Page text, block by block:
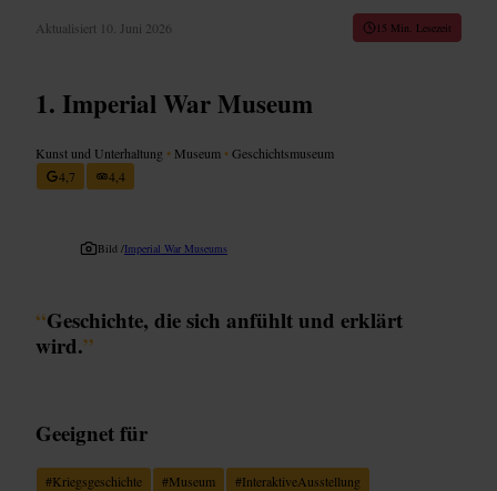
Aktualisiert 10. Juni 2026 15 Min. Lesezeit
Imperial War Museum
Kunst und Unterhaltung • Museum •Geschichtsmuseum
4,7
4,4
Bild /Imperial War Museums
“Geschichte, die sich anfühlt und erklärt
wird.”
Geeignet für
#Kriegsgeschichte #Museum #InteraktiveAusstellung